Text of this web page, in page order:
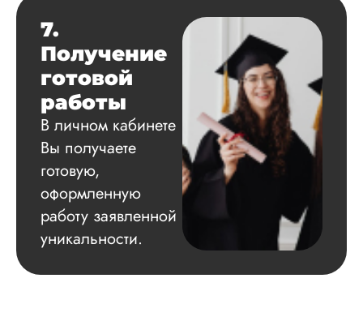
7.
Получение
готовой
работы
В личном кабинете
Вы получаете
готовую,
оформленную
работу заявленной
уникальности.